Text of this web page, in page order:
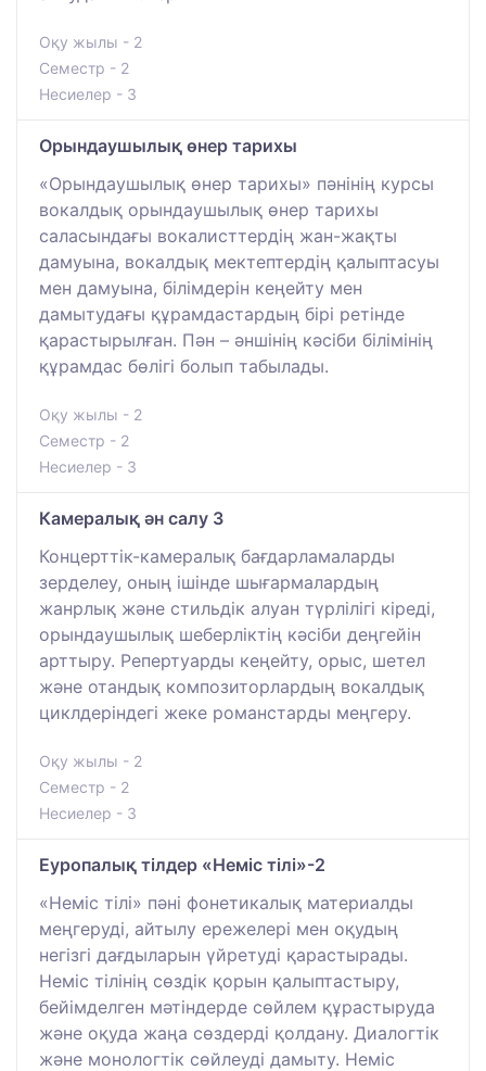
Оқу жылы - 2
Семестр - 2
Несиелер - 3
Орындаушылық өнер тарихы
«Орындаушылық өнер тарихы» пәнінің курсы
вокалдық орындаушылық өнер тарихы
саласындағы вокалисттердің жан-жақты
дамуына, вокалдық мектептердің қалыптасуы
мен дамуына, білімдерін кеңейту мен
дамытудағы құрамдастардың бірі ретінде
қарастырылған. Пән – әншінің кәсіби білімінің
құрамдас бөлігі болып табылады.
Оқу жылы - 2
Семестр - 2
Несиелер - 3
Камералық ән салу 3
Концерттік-камералық бағдарламаларды
зерделеу, оның ішінде шығармалардың
жанрлық және стильдік алуан түрлілігі кіреді,
орындаушылық шеберліктің кәсіби деңгейін
арттыру. Репертуарды кеңейту, орыс, шетел
және отандық композиторлардың вокалдық
циклдеріндегі жеке романстарды меңгеру.
Оқу жылы - 2
Семестр - 2
Несиелер - 3
Еуропалық тілдер «Неміс тілі»-2
«Неміс тілі» пәні фонетикалық материалды
меңгеруді, айтылу ережелері мен оқудың
негізгі дағдыларын үйретуді қарастырады.
Неміс тілінің сөздік қорын қалыптастыру,
бейімделген мәтіндерде сөйлем құрастыруда
және оқуда жаңа сөздерді қолдану. Диалогтік
және монологтік сөйлеуді дамыту. Неміс